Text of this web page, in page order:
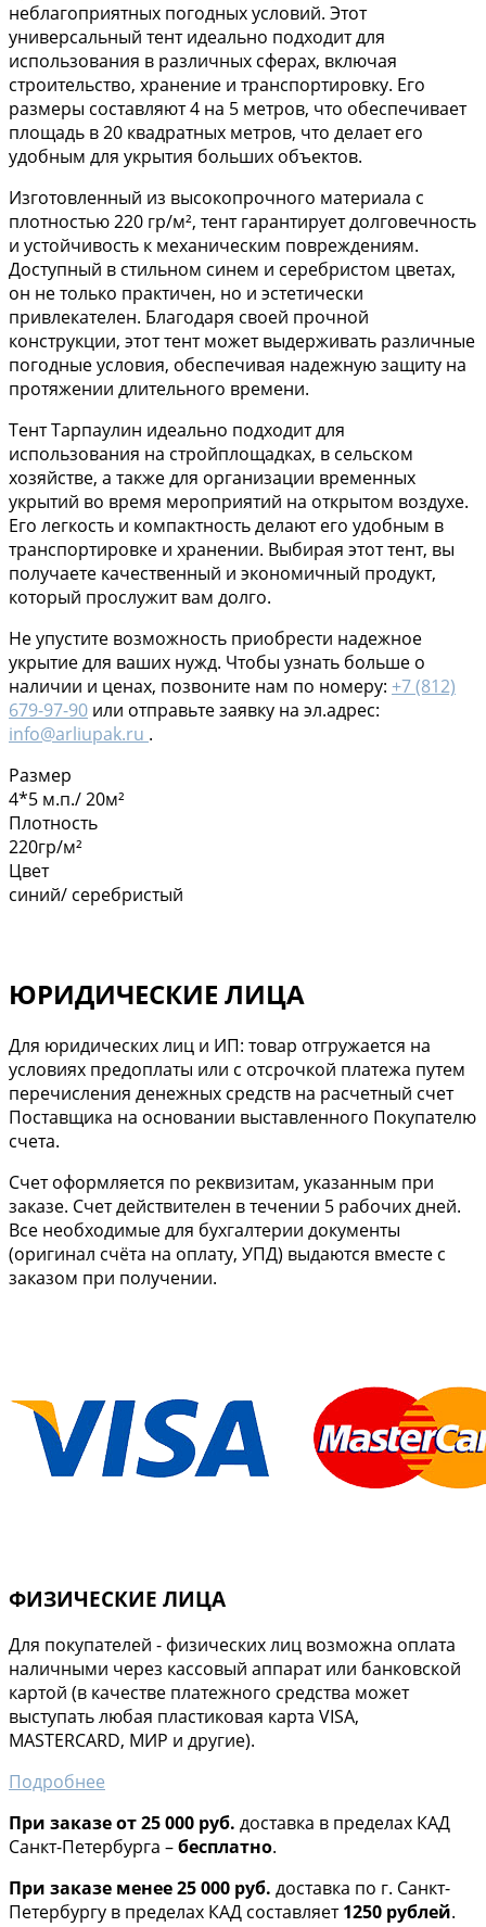
неблагоприятных погодных условий. Этот
универсальный тент идеально подходит для
использования в различных сферах, включая
строительство, хранение и транспортировку. Его
размеры составляют 4 на 5 метров, что обеспечивает
площадь в 20 квадратных метров, что делает его
удобным для укрытия больших объектов.
Изготовленный из высокопрочного материала с
плотностью 220 гр/м², тент гарантирует долговечность
и устойчивость к механическим повреждениям.
Доступный в стильном синем и серебристом цветах,
он не только практичен, но и эстетически
привлекателен. Благодаря своей прочной
конструкции, этот тент может выдерживать различные
погодные условия, обеспечивая надежную защиту на
протяжении длительного времени.
Тент Тарпаулин идеально подходит для
использования на стройплощадках, в сельском
хозяйстве, а также для организации временных
укрытий во время мероприятий на открытом воздухе.
Его легкость и компактность делают его удобным в
транспортировке и хранении. Выбирая этот тент, вы
получаете качественный и экономичный продукт,
который прослужит вам долго.
Не упустите возможность приобрести надежное
укрытие для ваших нужд. Чтобы узнать больше о
наличии и ценах, позвоните нам по номеру: +7 (812)
679-97-90 или отправьте заявку на эл.адрес:
info@arliupak.ru .
Размер
4*5 м.п./ 20м²
Плотность
220гр/м²
Цвет
синий/ серебристый
ЮРИДИЧЕСКИЕ ЛИЦА
Для юридических лиц и ИП: товар отгружается на
условиях предоплаты или с отсрочкой платежа путем
перечисления денежных средств на расчетный счет
Поставщика на основании выставленного Покупателю
счета.
Cчет оформляется по реквизитам, указанным при
заказе. Счет действителен в течении 5 рабочих дней.
Все необходимые для бухгалтерии документы
(оригинал счёта на оплату, УПД) выдаются вместе с
заказом при получении.
ФИЗИЧЕСКИЕ ЛИЦА
Для покупателей - физических лиц возможна оплата
наличными через кассовый аппарат или банковской
картой (в качестве платежного средства может
выступать любая пластиковая карта VISA,
MASTERCARD, МИР и другие).
Подробнее
При заказе от 25 000 руб. доставка в пределах КАД
Санкт-Петербурга –бесплатно.
При заказе менее 25 000 руб. доставка по г. Санкт-
Петербургу в пределах КАД составляет1250 рублей.